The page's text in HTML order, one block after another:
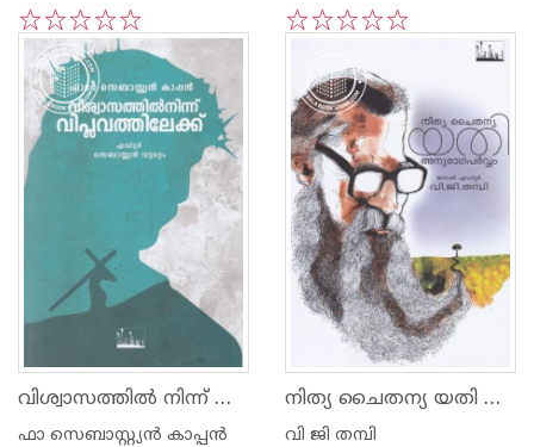
5
4
3
2
1
വിശ്വാസത്തില്‍ നിന്ന് വിപ്ലവത്തിലേക്ക്
ഫാ സെബാസ്റ്റ്യന്‍ കാപ്പന്‍
നിത്യ ചൈതന്യ യതി അനുരാഗ പര്‍വ്വം
വി ജി തമ്പി